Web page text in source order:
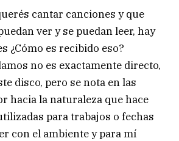
cantar canciones y que
ver y se puedan leer, hay
¿Cómo es recibido eso?
no es exactamente directo,
disco, pero se nota en las
hacia la naturaleza que hace
para trabajos o fechas
con el ambiente y para mí